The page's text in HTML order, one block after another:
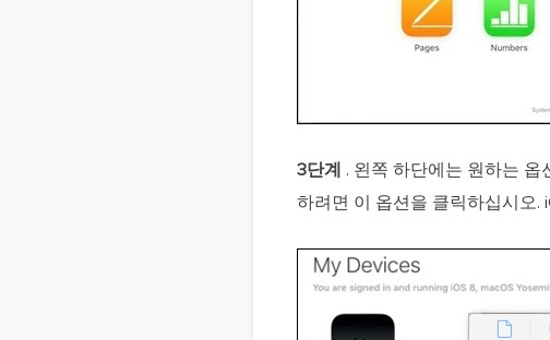
3단계
. 왼쪽 하단에는 원하는 옵
하려면 이 옵션을 클릭하십시오.